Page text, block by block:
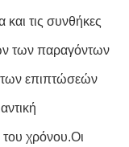
τις συνθήκες
των παραγόντων
των επιπτώσεών
χρόνου.Οι